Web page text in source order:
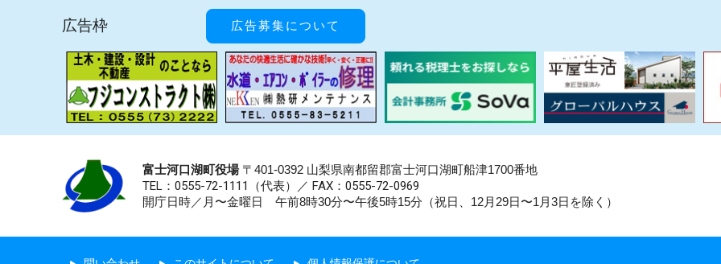
広告枠 広告募集について
富士河口湖町役場〒401-0392 山梨県南都留郡富士河口湖町船津1700番地
TEL：0555-72-1111 （代表）／ FAX：0555-72-0969
開庁日時／月〜金曜日 午前8時30分〜午後5時15分（祝日、12月29日〜1月3日を除く）